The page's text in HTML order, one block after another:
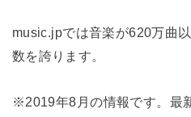
music.jpでは音楽が620万曲
数を誇ります。
※2019年8月の情報です。最